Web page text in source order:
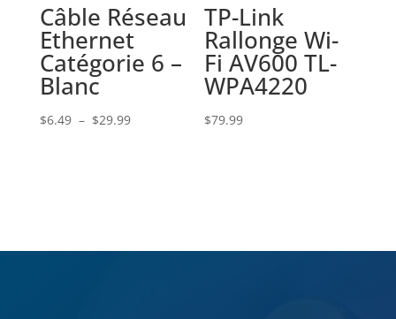
Câble Réseau
Ethernet
Catégorie 6 –
Blanc
$6.49 – $29.99Plage
TP-Link
Rallonge Wi-
Fi AV600 TL-
WPA4220
$79.99